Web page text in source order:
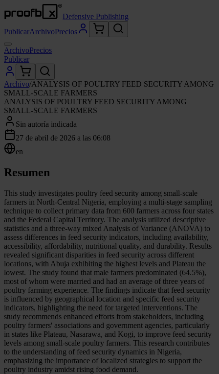
Defensive Publishing
PublicarArchivoPrecios
ArchivoPrecios
Publicar
Archivo/ANALYSIS OF POULTRY FEED SECURITY AMONG
SMALL-SCALE FARMERS
ANALYSIS OF POULTRY FEED SECURITY AMONG
SMALL-SCALE FARMERS
Sin autoría indicada
27 de abril de 2026 a las 06:08
en
Resumen
This study investigates poultry feed security among small-scale
farmers in North-Central Nigeria, employing a multi-stage sampling
technique to collect primary data from 600 farmers across four states
and the Federal Capital Territory. The analysis utilized descriptive
statistics and a three-way mixed Analysis of Variance (ANOVA) to
assess differences in feed security indicators, including availability,
accessibility, affordability, nutritional quality, and durability. Results
revealed significant disparities in feed security across different
locations, with Abuja exhibiting the highest levels and Plateau the
lowest. The study found that male farmers predominated (64.5%),
most of whom were married and had an average of three years of
poultry farming experience. The findings indicate that feed security
is influenced by geographical location and specific feed security
indicators, highlighting the need for targeted interventions. The
study recommends enhanced efforts from stakeholders, including
poultry farmers' associations and government agencies, particularly
in states like Plateau, Nasarawa, and Kogi, to improve feed security
levels among small-scale poultry farmers. This research contributes
to the understanding of feed security dynamics in Nigeria,
emphasizing the importance of localized strategies to support the
poultry industry amidst rising food demand.